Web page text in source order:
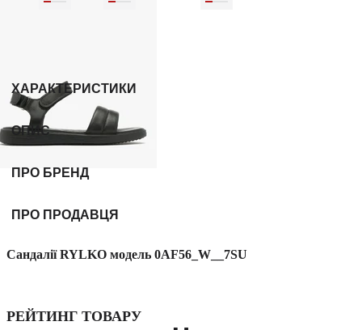
ХАРАКТЕРИСТИКИ
ОПИС
ПРО БРЕНД
ПРО ПРОДАВЦЯ
Сандалії RYLKO модель 0AF56_W__7SU
РЕЙТИНГ ТОВАРУ